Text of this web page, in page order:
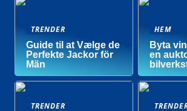
TRENDER
Guide til at Vælge de
Perfekte Jackor för
Män
HEM
Byta
en
TRENDER